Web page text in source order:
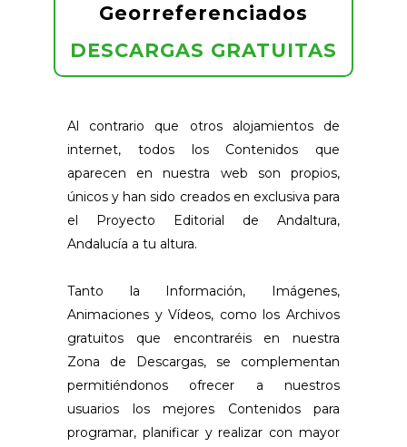
Georreferenciados
DESCARGAS GRATUITAS
Al contrario que otros alojamientos de
internet, todos los Contenidos que
aparecen en nuestra web son propios,
únicos y han sido creados en exclusiva para
el Proyecto Editorial de Andaltura,
Andalucía a tu altura.
Tanto la Información, Imágenes,
Animaciones y Vídeos, como los Archivos
gratuitos que encontraréis en nuestra
Zona de Descargas, se complementan
permitiéndonos ofrecer a nuestros
usuarios los mejores Contenidos para
programar, planificar y realizar con mayor